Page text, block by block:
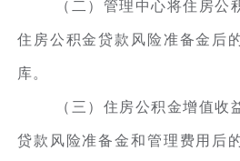
（二）管理中心将住房公
住房公积金贷款风险准备金后
库。
（三）住房公积金增值收
贷款风险准备金和管理费用后